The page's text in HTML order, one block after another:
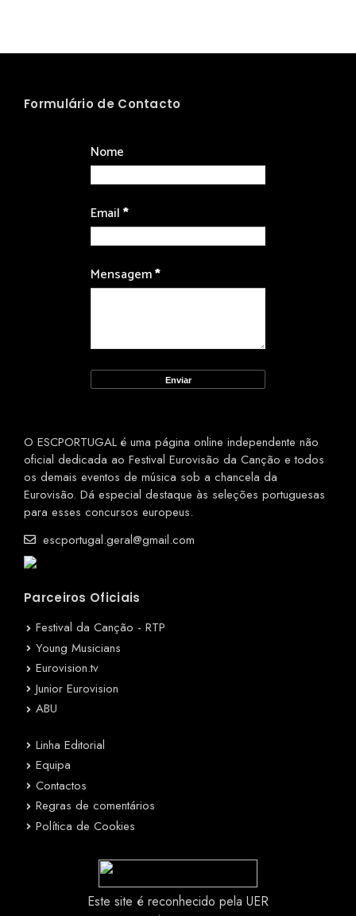
Formulário de Contacto
Nome
Email*
Mensagem*
O ESCPORTUGAL é uma página online independente não
oficial dedicada ao Festival Eurovisão da Canção e todos
os demais eventos de música sob a chancela da
Eurovisão. Dá especial destaque às seleções portuguesas
para esses concursos europeus.
escportugal.geral@gmail.com
Parceiros Oficiais
Festival da Canção - RTP
Young Musicians
Eurovision.tv
Junior Eurovision
ABU
Linha Editorial
Equipa
Contactos
Regras de comentários
Política de Cookies
Este site é reconhecido pela UER